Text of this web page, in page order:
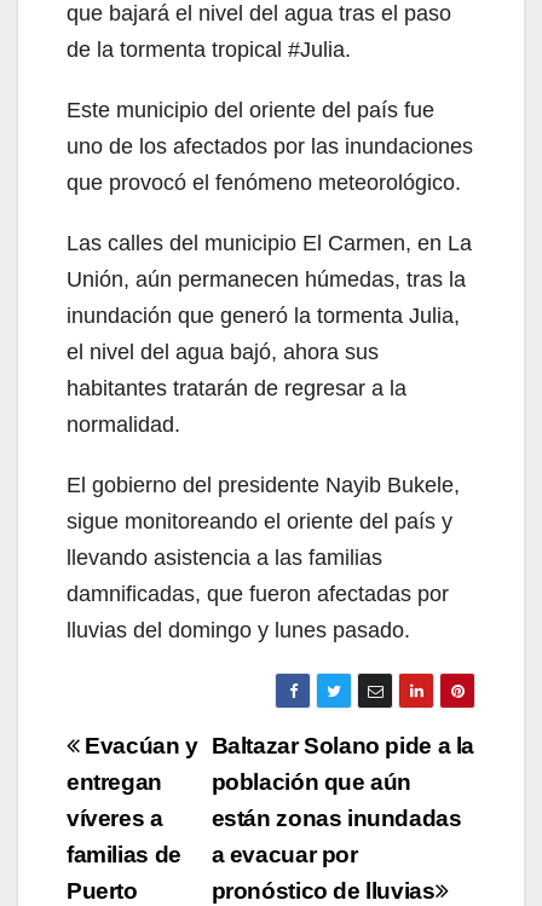
que bajará el nivel del agua tras el paso
de la tormenta tropical #Julia.
Este municipio del oriente del país fue
uno de los afectados por las inundaciones
que provocó el fenómeno meteorológico.
Las calles del municipio El Carmen, en La
Unión, aún permanecen húmedas, tras la
inundación que generó la tormenta Julia,
el nivel del agua bajó, ahora sus
habitantes tratarán de regresar a la
normalidad.
El gobierno del presidente Nayib Bukele,
sigue monitoreando el oriente del país y
llevando asistencia a las familias
damnificadas, que fueron afectadas por
lluvias del domingo y lunes pasado.
Navegación
de
entradas
Baltazar Solano pide a la
población que aún
están zonas inundadas
a evacuar por
pronóstico de lluvias
Evacúan y
entregan
víveres a
familias de
Puerto